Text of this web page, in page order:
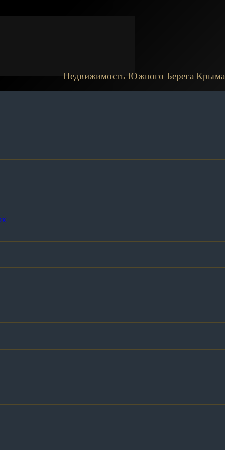
Недвижимость Южного Берега Крыма
к Морю